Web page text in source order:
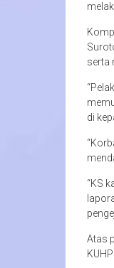
serta
di
“KS
Atas